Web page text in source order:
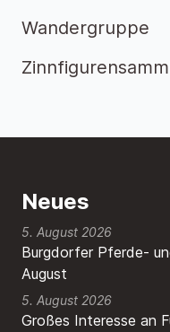
Wandergruppe
Neues
Burgdorfer Pferde-
August
5. August 2026
Großes Interesse an
5. August 2026